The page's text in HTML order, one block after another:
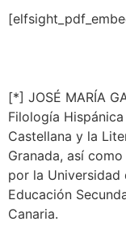
[*] JOSÉ MARÍA
Filología
Castellana y la
Granada, así
por la Universidad
Educación
Canaria.